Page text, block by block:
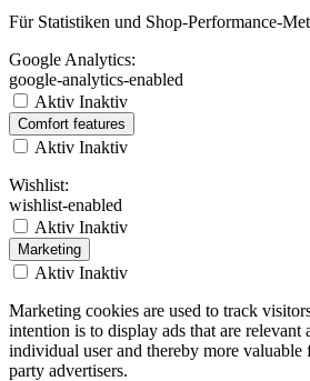
Für Statistiken und Shop-Performance-
Google Analytics:
google-analytics-enabled
Aktiv Inaktiv
Comfort features
Aktiv Inaktiv
Wishlist:
wishlist-enabled
Aktiv Inaktiv
Marketing
Aktiv Inaktiv
Marketing cookies are used to track
intention is to display ads that are relevant
individual user and thereby more valuable
party advertisers.